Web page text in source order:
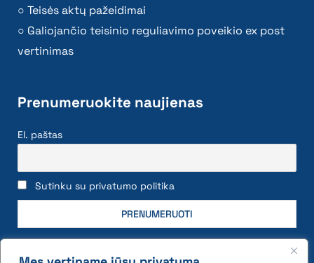
Teisės aktų pažeidimai
Galiojančio teisinio reguliavimo poveikio ex post
vertinimas
Prenumeruokite naujienas
El. paštas
Sutinku su privatumo politika